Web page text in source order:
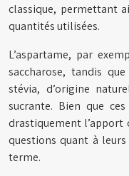
classique, permettant
quantités utilisées.
L’aspartame, par
saccharose, tandis
stévia, d’origine
sucrante. Bien que
drastiquement l’apport
questions quant à
terme.